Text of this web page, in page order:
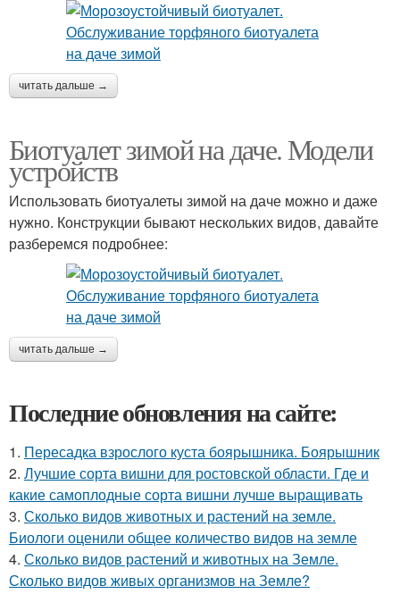
читать дальше →
Биотуалет зимой на даче. Модели
устройств
Использовать биотуалеты зимой на даче можно и даже
нужно. Конструкции бывают нескольких видов, давайте
разберемся подробнее:
читать дальше →
Последние обновления на сайте:
1. Пересадка взрослого куста боярышника. Боярышник
2. Лучшие сорта вишни для ростовской области. Где и
какие самоплодные сорта вишни лучше выращивать
3. Сколько видов животных и растений на земле.
Биологи оценили общее количество видов на земле
4. Сколько видов растений и животных на Земле.
Сколько видов живых организмов на Земле?